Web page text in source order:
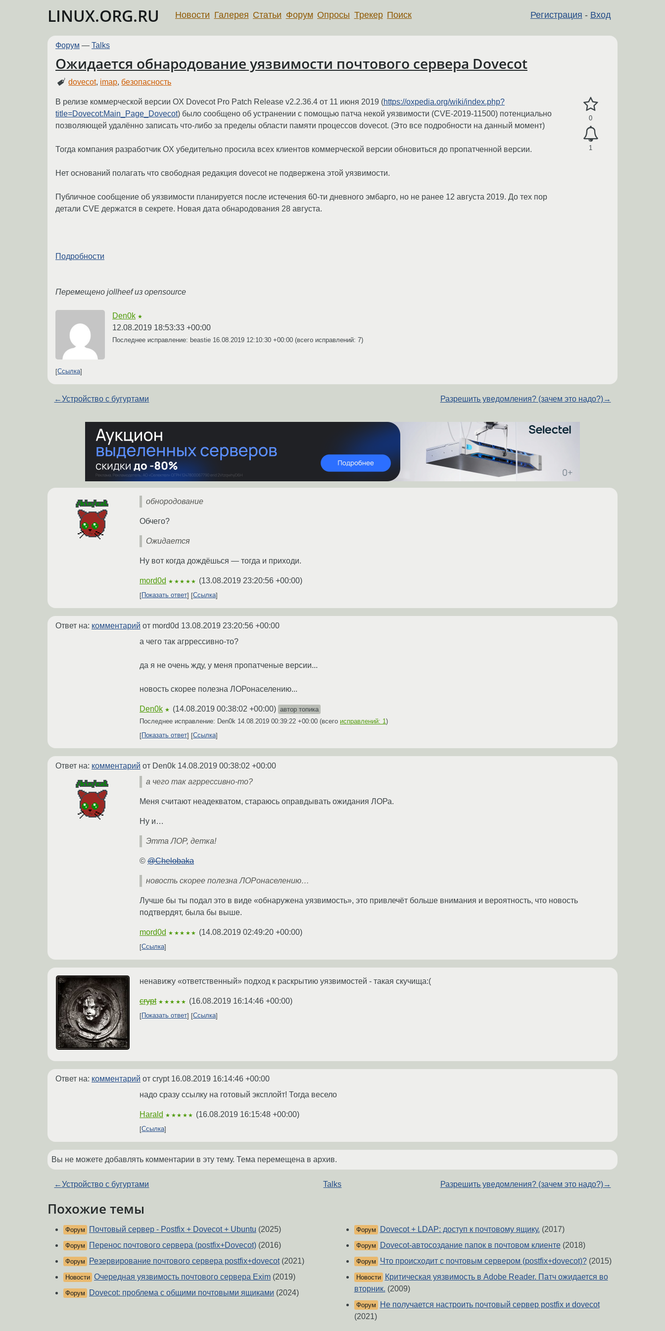
LINUX.ORG.RU Регистрация - Вход
Новости Галерея Статьи Форум Опросы Трекер Поиск
Форум — Talks
Ожидается обнародование уязвимости почтового сервера Dovecot
dovecot, imap, безопасность
0
1
В релизе коммерческой версии OX Dovecot Pro Patch Release v2.2.36.4 от 11 июня 2019 (https://oxpedia.org/wiki/index.php?
title=Dovecot:Main_Page_Dovecot) было сообщено об устранении с помощью патча некой уязвимости (CVE-2019-11500) потенциально
позволяющей удалённо записать что-либо за пределы области памяти процессов dovecot. (Это все подробности на данный момент)
Тогда компания разработчик OX убедительно просила всех клиентов коммерческой версии обновиться до пропатченной версии.
Нет оснований полагать что свободная редакция dovecot не подвержена этой уязвимости.
Публичное сообщение об уязвимости планируется после истечения 60-ти дневного эмбарго, но не ранее 12 августа 2019. До тех пор
детали CVE держатся в секрете. Новая дата обнародования 28 августа.
Подробности
Перемещено jollheef из opensource
Den0k ★
12.08.2019 18:53:33 +00:00
Последнее исправление: beastie 16.08.2019 12:10:30 +00:00 (всего исправлений: 7)
Ссылка
←Устройство с бугуртами Разрешить уведомления? (зачем это надо?)→
обнородование
Обчего?
Ожидается
Ну вот когда дождёшься — тогда и приходи.
mord0d ★★★★★ (13.08.2019 23:20:56 +00:00)
Показать ответ Ссылка
Ответ на: комментарий от mord0d 13.08.2019 23:20:56 +00:00
а чего так агррессивно-то?
да я не очень жду, у меня пропатченые версии...
новость скорее полезна ЛОРонаселению...
Den0k ★ (14.08.2019 00:38:02 +00:00) автор топика
Последнее исправление: Den0k 14.08.2019 00:39:22 +00:00 (всего исправлений: 1 )
Показать ответ
Ссылка
Ответ на: комментарий от Den0k 14.08.2019 00:38:02 +00:00
а чего так агррессивно-то?
Меня считают неадекватом, стараюсь оправдывать ожидания ЛОРа.
Ну и…
Этта ЛОР, детка!
© @Chelobaka
новость скорее полезна ЛОРонаселению…
Лучше бы ты подал это в виде «обнаружена уязвимость», это привлечёт больше внимания и вероятность, что новость
подтвердят, была бы выше.
mord0d ★★★★★ (14.08.2019 02:49:20 +00:00)
Ссылка
ненавижу «ответственный» подход к раскрытию уязвимостей - такая скучища:(
crypt ★★★★★ (16.08.2019 16:14:46 +00:00)
Показать ответ Ссылка
Ответ на: комментарий от crypt 16.08.2019 16:14:46 +00:00
надо сразу ссылку на готовый эксплойт! Тогда весело
Harald ★★★★★ (16.08.2019 16:15:48 +00:00)
Ссылка
Вы не можете добавлять комментарии в эту тему. Тема перемещена в архив.
←Устройство с бугуртами Talks Разрешить уведомления? (зачем это надо?)→
Похожие темы
Форум Почтовый сервер - Postfix + Dovecot + Ubuntu (2025)
Форум Перенос почтового сервера (postfix+Dovecot) (2016)
Форум Резервирование почтового сервера postfix+dovecot(2021)
Новости Очередная уязвимость почтового сервера Exim (2019)
Форум Dovecot: проблема с общими почтовыми ящиками (2024)
Форум Dovecot + LDAP: доступ к почтовому ящику. (2017)
Форум Dovecot-автосоздание папок в почтовом клиенте(2018)
Форум Что происходит с почтовым сервером (postfix+dovecot)?(2015)
Новости
Критическая уязвимость в Adobe Reader. Патч ожидается во
вторник. (2009)
Форум
Не получается настроить почтовый сервер postfix и dovecot
(2021)